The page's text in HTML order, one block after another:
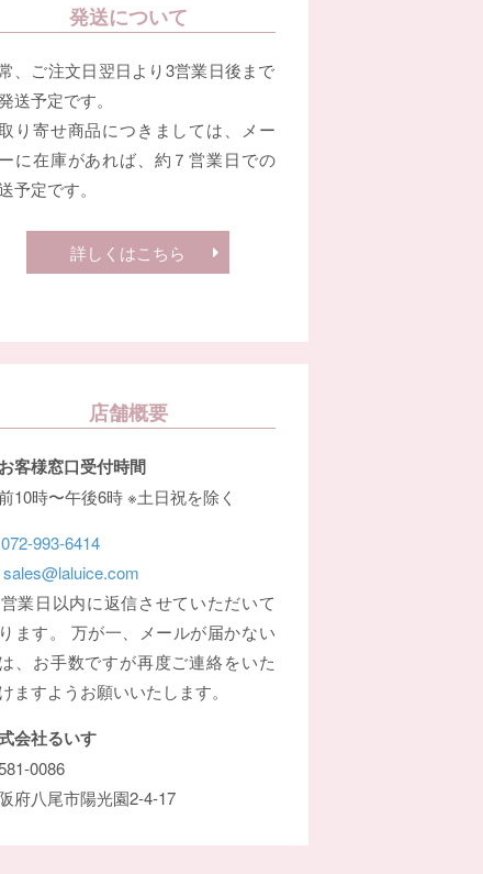
発送について
、ご注文日翌日より3営業日後まで
送予定です。
り寄せ商品につきましては、メー
に在庫があれば、約７営業日での
予定です。
詳しくはこちら
店舗概要
客様窓口受付時間
10時〜午後6時 ※土日祝を除く
072-993-6414
sales@laluice.com
業日以内に返信させていただいて
ます。 万が一、メールが届かない
、お手数ですが再度ご連絡をいた
ますようお願いいたします。
会社るいす
0086
府八尾市陽光園2-4-17